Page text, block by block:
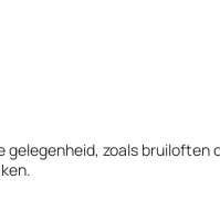
gelegenheid, zoals bruiloften